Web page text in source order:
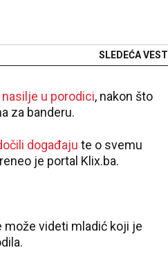
SLEDEĆA VEST
nasilje u porodici, nakon što
za banderu.
događaju te o svemu
je portal Klix.ba.
može videti mladić koji je